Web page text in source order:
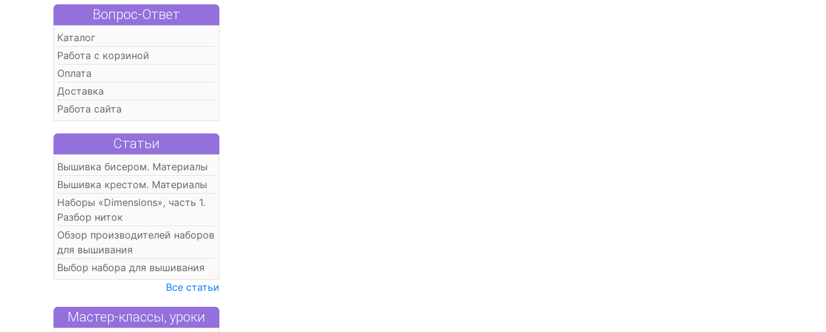
Вопрос-Ответ
Каталог
Работа с корзиной
Оплата
Доставка
Работа сайта
Статьи
Вышивка бисером. Материалы
Вышивка крестом. Материалы
Наборы «Dimensions», часть 1.
Разбор ниток
Обзор производителей наборов
для вышивания
Выбор набора для вышивания
Все статьи
Мастер-классы, уроки